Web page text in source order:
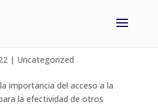
del acceso a la información
| Uncategorized
importancia del acceso a la
la efectividad de otros